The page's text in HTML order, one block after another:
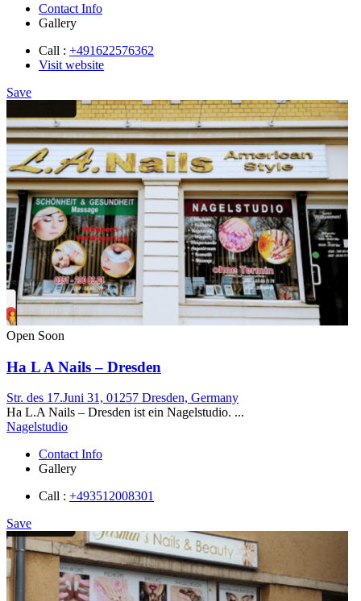
Contact Info
Gallery
Call : +491622576362
Visit website
Save
Open Soon
Ha L A Nails – Dresden
Str. des 17.Juni 31, 01257 Dresden, Germany
Ha L.A Nails – Dresden ist ein Nagelstudio. ...
Nagelstudio
Contact Info
Gallery
Call : +493512008301
Save